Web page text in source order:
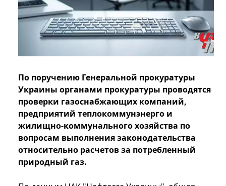
По поручению Генеральной прокуратуры
Украины органами прокуратуры проводятся
проверки газоснабжающих компаний,
предприятий теплокоммунэнерго и
жилищно-коммунального хозяйства по
вопросам выполнения законодательства
относительно расчетов за потребленный
природный газ.